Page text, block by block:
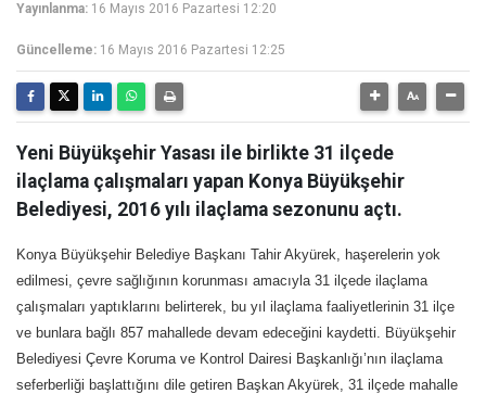
Yayınlanma: 16 Mayıs 2016 Pazartesi 12:20
Güncelleme: 16 Mayıs 2016 Pazartesi 12:25
Yeni Büyükşehir Yasası ile birlikte 31 ilçede
ilaçlama çalışmaları yapan Konya Büyükşehir
Belediyesi, 2016 yılı ilaçlama sezonunu açtı.
Konya Büyükşehir Belediye Başkanı Tahir Akyürek, haşerelerin yok
edilmesi, çevre sağlığının korunması amacıyla 31 ilçede ilaçlama
çalışmaları yaptıklarını belirterek, bu yıl ilaçlama faaliyetlerinin 31 ilçe
ve bunlara bağlı 857 mahallede devam edeceğini kaydetti. Büyükşehir
Belediyesi Çevre Koruma ve Kontrol Dairesi Başkanlığı’nın ilaçlama
seferberliği başlattığını dile getiren Başkan Akyürek, 31 ilçede mahalle